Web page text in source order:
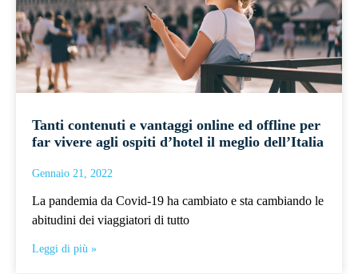
Tanti contenuti e vantaggi online ed offline per
far vivere agli ospiti d’hotel il meglio dell’Italia
Gennaio 21, 2022
La pandemia da Covid-19 ha cambiato e sta cambiando le
abitudini dei viaggiatori di tutto
Leggi di più »